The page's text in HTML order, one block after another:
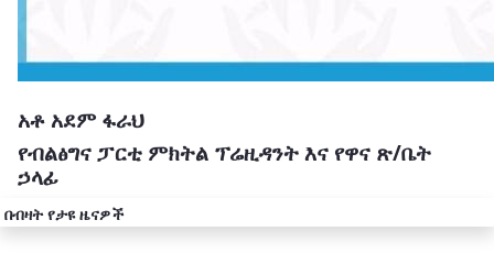
አቶ አደም ፋራህ
የብልፅግና ፓርቲ ምክትል ፕሬዚዳንት እና የዋና ጽ/ቤት
ኃላፊ
በብዛት የታዩ ዜናዎች